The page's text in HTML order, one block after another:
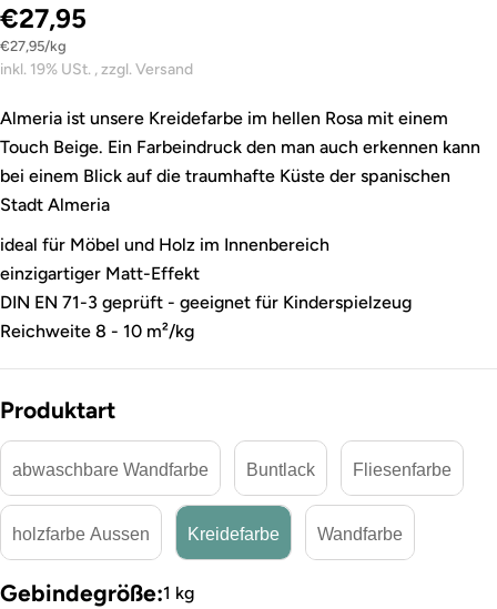
€27,95
Stückpreis
€27,95/
pro kg
inkl. 19% USt. , zzgl. Versand
Almeria ist unsere Kreidefarbe im hellen Rosa mit einem
Touch Beige. Ein Farbeindruck den man auch erkennen kann
bei einem Blick auf die traumhafte Küste der spanischen
Stadt Almeria
ideal für Möbel und Holz im Innenbereich
einzigartiger Matt-Effekt
DIN EN 71-3 geprüft - geeignet für Kinderspielzeug
Reichweite 8 - 10 m²/kg
Produktart
abwaschbare Wandfarbe Buntlack Fliesenfarbe
holzfarbe Aussen Kreidefarbe Wandfarbe
Gebindegröße:1 kg